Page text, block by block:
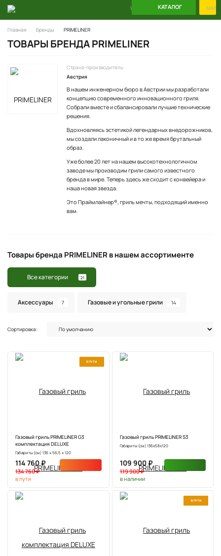
КАТАЛОГ
WhatsApp Telegram MAX
Главная Бренды PRIMELINER
ТОВАРЫ БРЕНДА PRIMELINER
Страна-производитель:
Австрия
В нашем инженерном бюро в Австрии мы разработали
концепцию современного инновационного гриля.
Собрали вместе и сбалансировали лучшие технические
решения.
Вдохновляясь эстетикой легендарных внедорожников,
мы создали лаконичный и в то же время брутальный
образ.
Уже более 20 лет на нашем высокотехнологичном
заводе мы производим грили самого известного
бренда в мире. Теперь здесь же сходит с конвейера и
наша новая звезда.
Это Праймлайнер®, гриль мечты, подходящий именно
вам.
Товары бренда PRIMELINER в нашем ассортименте
Все категории 21
Аксессуары 7 Газовые и угольные грили 14
Сортировка:
ХИТ
В ПУТИ
Газовый гриль PRIMELINER G3
комплектация DELUXE
Габариты (см) 136 х 56,5 х 120
114 760 ₽
134 760 ₽
в пути
Газовый гриль PRIMELINER S3
Габариты (см) 136х58х120
109 900 ₽
119 900 ₽
в наличии
NEW
В ПУТИ